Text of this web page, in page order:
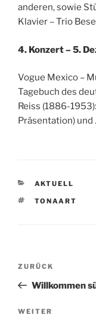
anderen, sowie
Klavier – Trio
4. Konzert – 5.
Vogue Mexico –
Tagebuch des
Reiss (1886-
Präsentation) und
KATEGORIEN
AKTUELL
TONAART
Vorheriger
Beitrag
ZURÜCK
Willkommen
Nächster
WEITER